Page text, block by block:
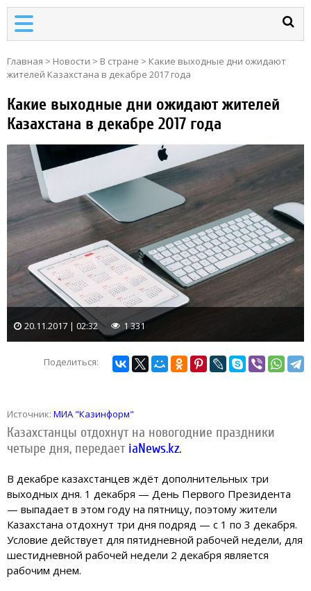
Главная > Новости > В стране > Какие выходные дни ожидают
жителей Казахстана в декабре 2017 года
Какие выходные дни ожидают жителей
Казахстана в декабре 2017 года
20.11.2017 | 02:32 1 331
Поделиться:
Источник: МИА "Казинформ"
Казахстанцы отдохнут на новогодние праздники
четыре дня, передает iaNews.kz.
В декабре казахстанцев ждёт дополнительных три
выходных дня. 1 декабря — День Первого Президента
— выпадает в этом году на пятницу, поэтому жители
Казахстана отдохнут три дня подряд — с 1 по 3 декабря.
Условие действует для пятидневной рабочей недели, для
шестидневной рабочей недели 2 декабря является
рабочим днем.